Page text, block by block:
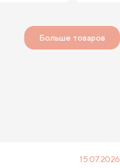
Больше товаров
15.07.2026